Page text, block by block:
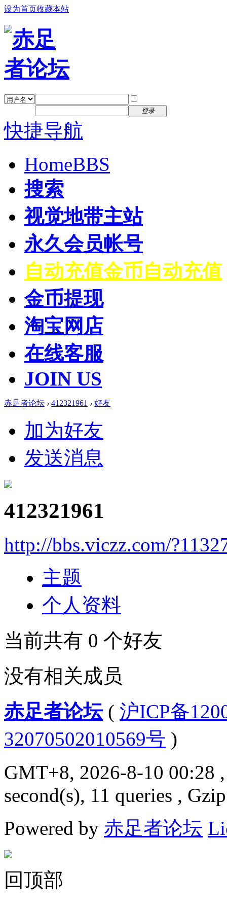
设为首页收藏本站
登录
快捷导航
HomeBBS
搜索
视觉地带主站
永久会员帐号
自动充值金币自动充值
金币提现
淘宝网店
在线客服
JOIN US
赤足者论坛 › 412321961 › 好友
加为好友
发送消息
412321961
http://bbs.viczz.com/
主题
个人资料
当前共有 0 个好友
没有相关成员
赤足者论坛( 沪ICP备
32070502010569号 )
GMT+8, 2026-8-10 00:28
second(s), 11 queries ,
Powered by 赤足者论坛
回顶部